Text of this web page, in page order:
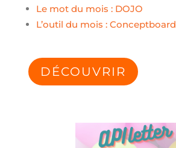
Le mot du mois : DOJO
L’outil du mois : Conceptboard
DÉCOUVRIR